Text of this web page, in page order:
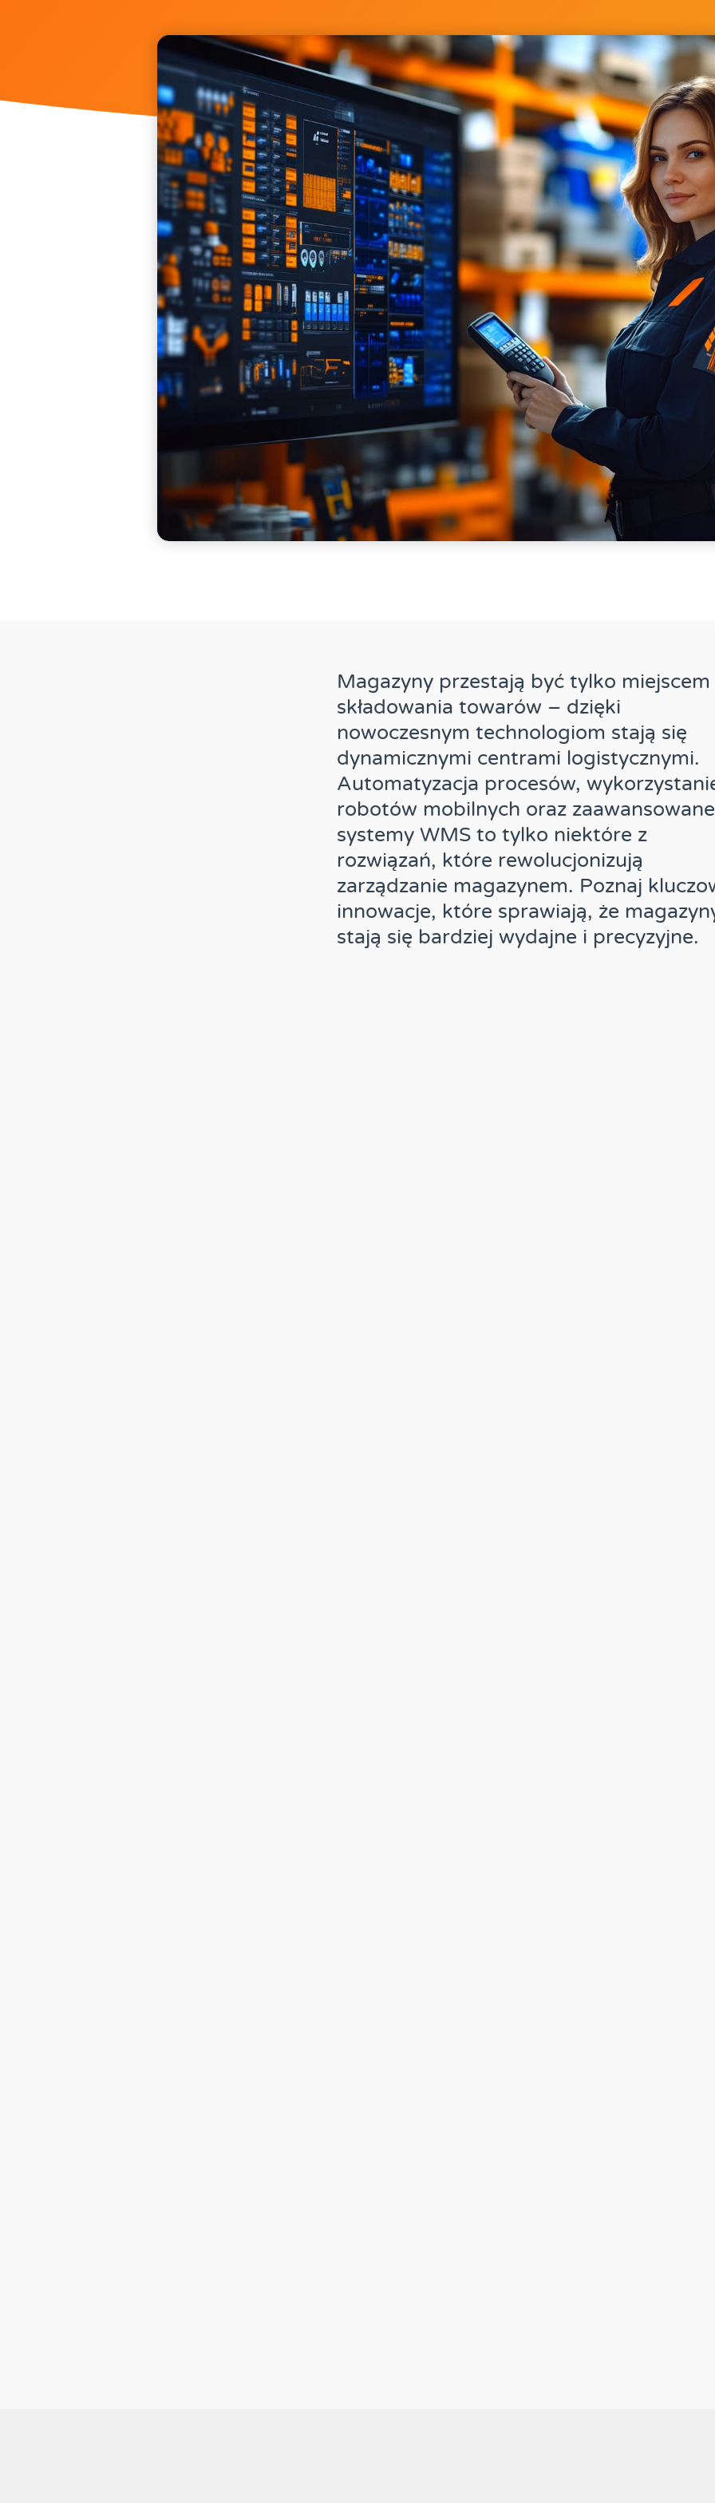
Magazyny przestają być tylko miejscem
składowania towarów – dzięki
nowoczesnym technologiom stają się
dynamicznymi centrami logistycznymi.
Automatyzacja procesów,
robotów mobilnych oraz zaawansowane
systemy WMS to tylko niektóre z
rozwiązań, które rewolucjonizują
zarządzanie magazynem. Poznaj
innowacje, które sprawiają, że
stają się bardziej wydajne i precyzyjne.